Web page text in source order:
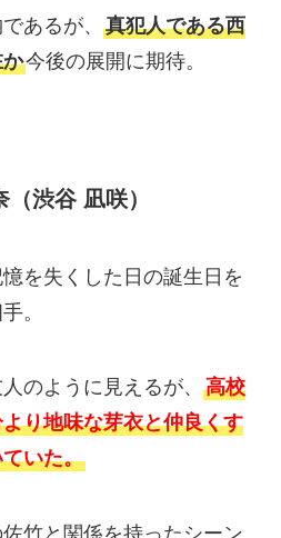
あるが、 真犯人である西
今後の展開に期待。
渋谷 凪咲）
を失くした日の誕生日を
。
のように見えるが、 高校
り地味な芽衣と仲良くす
いた。